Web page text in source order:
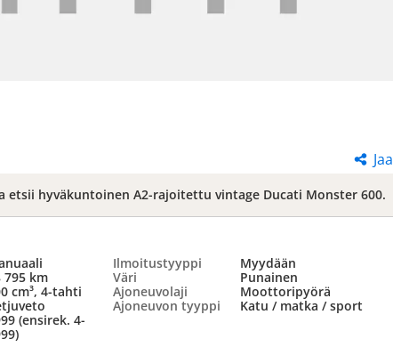
Jaa
etsii hyväkuntoinen A2-rajoitettu vintage Ducati Monster 600.
Ilmoitustyyppi
Myydään
795 km Väri
Punainen
cm³, 4-tahti Ajoneuvolaji
Moottoripyörä
Ajoneuvon tyyppi
Katu / matka / sport
(ensirek. 4-